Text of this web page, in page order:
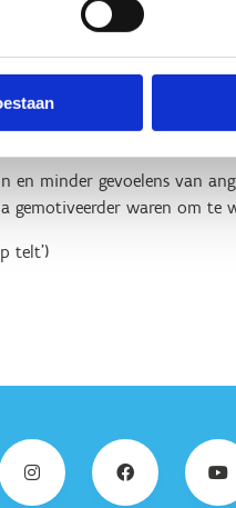
minderheid van de 55-
wilde daar iets aan doen.
het project vooruitgang.
opvallende resultaten uit
minder gevoelens van
gemotiveerder waren om te
telt’)